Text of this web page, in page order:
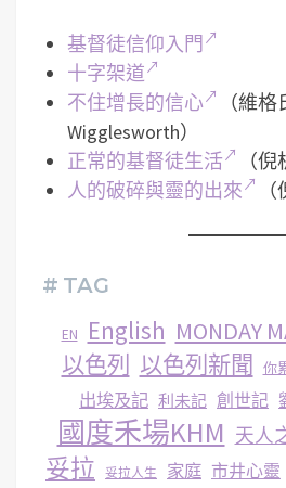
基督徒信仰入門
十字架道
不住增長的信心
（維
Wigglesworth）
正常的基督徒生活
（倪
人的破碎與靈的出來
# TAG
EN English MONDAY
以色列 以色列新聞 你
出埃及記 利未記 創世記
國度禾場KHM 天人
妥拉 妥拉人生 家庭 市井心靈